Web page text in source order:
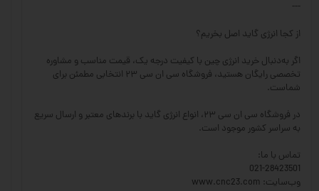
---
از کجا انرژی گاید اصل بخریم؟
اگر به‌دنبال خرید انرژی چین با کیفیت درجه یک، قیمت مناسب و مشاوره
تخصصی رایگان هستید، فروشگاه سی ان سی ۲۳ انتخابی مطمئن برای
شماست.
در فروشگاه سی ان سی ۲۳، انواع انرژی گاید با برندهای معتبر و ارسال سریع
به سراسر کشور موجود است.
تماس با ما:
021-28423501
وب‌سایت: www.cnc23.com